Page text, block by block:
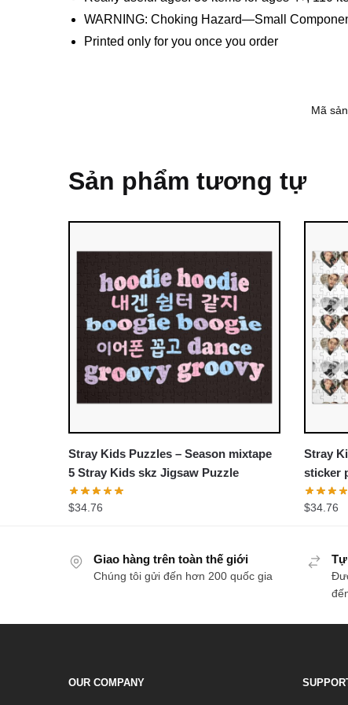
WARNING: Choking Hazard—Small
Printed only for you once you order
Mã
Sản phẩm tương tự
Stray Kids Puzzles – Season mixtape
5 Stray Kids skz Jigsaw Puzzle
$34.76
Stray
$34.76
Giao hàng trên toàn thế giới
Chúng tôi gửi đến hơn 200 quốc gia
OUR COMPANY